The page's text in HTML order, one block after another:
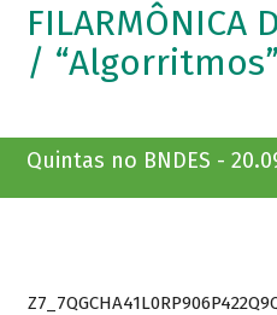
FILARMÔNICA
/ “Algorritmos”
Quintas no BNDES -